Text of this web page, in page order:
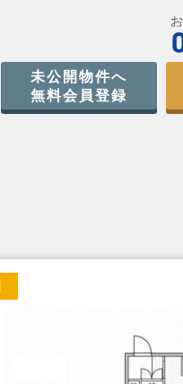
未公開物件へ
無料会員登録